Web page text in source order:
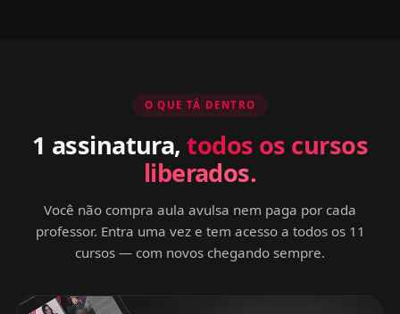
O QUE TÁ DENTRO
1 assinatura,todos os cursos
liberados.
Você não compra aula avulsa nem paga por cada
professor. Entra uma vez e tem acesso a todos os 11
cursos — com novos chegando sempre.